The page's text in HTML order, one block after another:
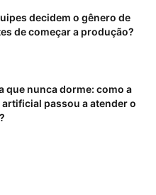
decidem o gênero de
de começar a produção?
que nunca dorme: como a
passou a atender o